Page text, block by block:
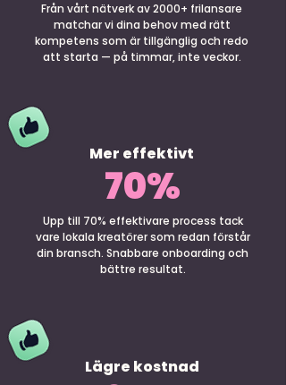
Från vårt nätverk av 2000+ frilansare
matchar vi dina behov med rätt
kompetens som är tillgänglig och redo
att starta — på timmar, inte veckor.
Mer effektivt
70%
Upp till 70% effektivare process tack
vare lokala kreatörer som redan förstår
din bransch. Snabbare onboarding och
bättre resultat.
Lägre kostnad